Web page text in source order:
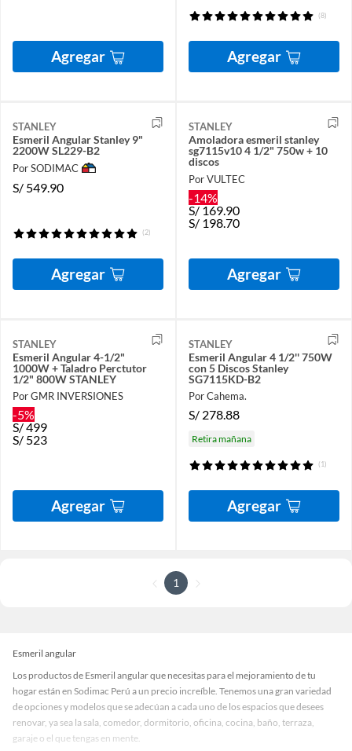
Agregar
(8)
Agregar
STANLEY
Esmeril Angular Stanley 9"
2200W SL229-B2
Por SODIMAC
S/ 549.90
(2)
Agregar
STANLEY
Amoladora esmeril stanley
sg7115v10 4 1/2" 750w + 10
discos
Por VULTEC
-14%
S/169.90
S/ 198.70
Agregar
STANLEY
Esmeril Angular 4-1/2"
1000W + Taladro Perctutor
1/2" 800W STANLEY
Por GMR INVERSIONES
-5%
S/499
S/ 523
Agregar
STANLEY
Esmeril Angular 4 1/2'' 750W
con 5 Discos Stanley
SG7115KD-B2
Por Cahema.
S/ 278.88
Retira mañana
(1)
Agregar
1
Esmeril angular
Los productos de Esmeril angular que necesitas para el mejoramiento de tu
hogar están en Sodimac Perú a un precio increíble. Tenemos una gran variedad
de opciones y modelos que se adecúan a cada uno de los espacios que desees
renovar, ya sea la sala, comedor, dormitorio, oficina, cocina, baño, terraza,
garaje o el que tengas en mente.